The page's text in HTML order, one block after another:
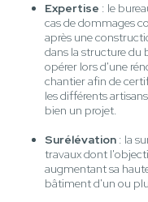
Expertise : le
cas de dommages
après une
dans la structure du
opérer lors d'une
chantier afin de
les différents
bien un projet.
Surélévation : la
travaux dont
augmentant sa
bâtiment d'un ou